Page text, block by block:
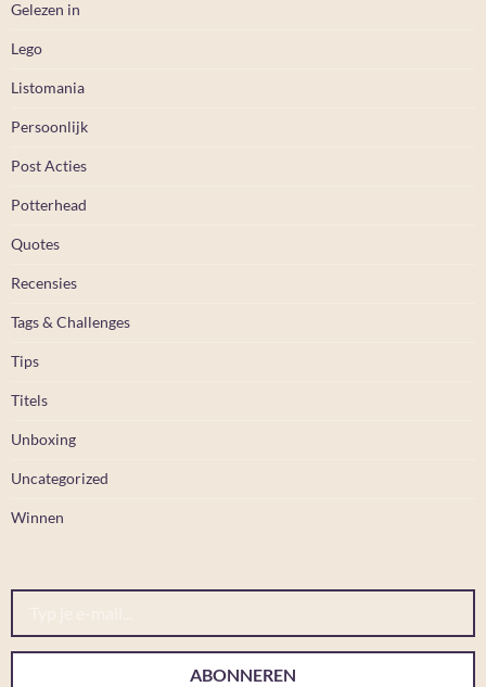
Gelezen in
Lego
Listomania
Persoonlijk
Post Acties
Potterhead
Quotes
Recensies
Tags & Challenges
Tips
Titels
Unboxing
Uncategorized
Winnen
Typ je e-mail...
ABONNEREN